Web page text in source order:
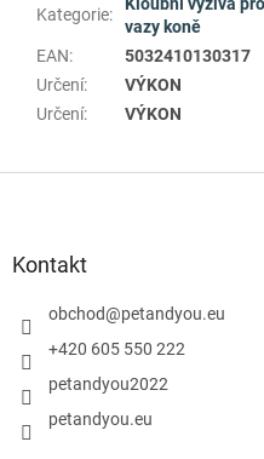
Kategorie:
Kloubní výživa
vazy koně
EAN:
5032410130317
Určení:
VÝKON
Určení: VÝKON
Kontakt
obchod@petandyou.eu
+420 605 550 222
petandyou2022
petandyou.eu